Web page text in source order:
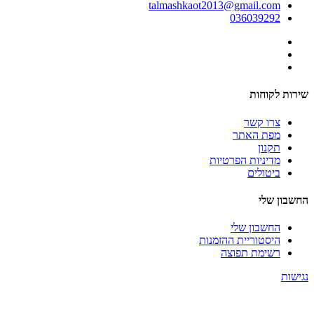
talmashkaot2013@gmail.com
036039292
שירות לקוחות
צרו קשר
מפת האתר
תקנון
מדיניות הפרטיות
ביטולים
החשבון שלי
החשבון שלי
היסטוריית ההזמנות
רשימת תפוצה
נגישות